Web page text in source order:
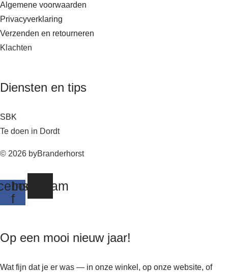
Algemene voorwaarden
Privacyverklaring
Verzenden en retourneren
Klachten
Diensten en tips
SBK
Te doen in Dordt
© 2026 byBranderhorst
f
Instagram
Op een mooi nieuw jaar!
Wat fijn dat je er was — in onze winkel, op onze website, of